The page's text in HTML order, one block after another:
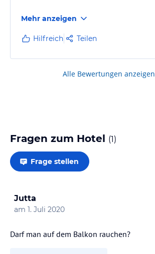
Mehr anzeigen
Hilfreich Teilen
Alle Bewertungen anzeigen
Fragen zum Hotel (1)
Frage stellen
Jutta
am 1. Juli 2020
Darf man auf dem Balkon rauchen?